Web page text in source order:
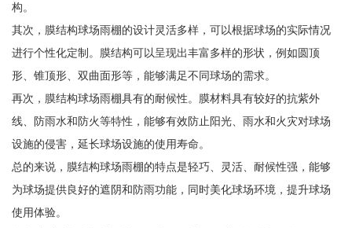
构。
其次，膜结构球场雨棚的设计灵活多样，可以根据球场的实际情况
进行个性化定制。膜结构可以呈现出丰富多样的形状，例如圆顶
形、锥顶形、双曲面形等，能够满足不同球场的需求。
再次，膜结构球场雨棚具有的耐候性。膜材料具有较好的抗紫外
线、防雨水和防火等特性，能够有效防止阳光、雨水和火灾对球场
设施的侵害，延长球场设施的使用寿命。
总的来说，膜结构球场雨棚的特点是轻巧、灵活、耐候性强，能够
为球场提供良好的遮阴和防雨功能，同时美化球场环境，提升球场
使用体验。